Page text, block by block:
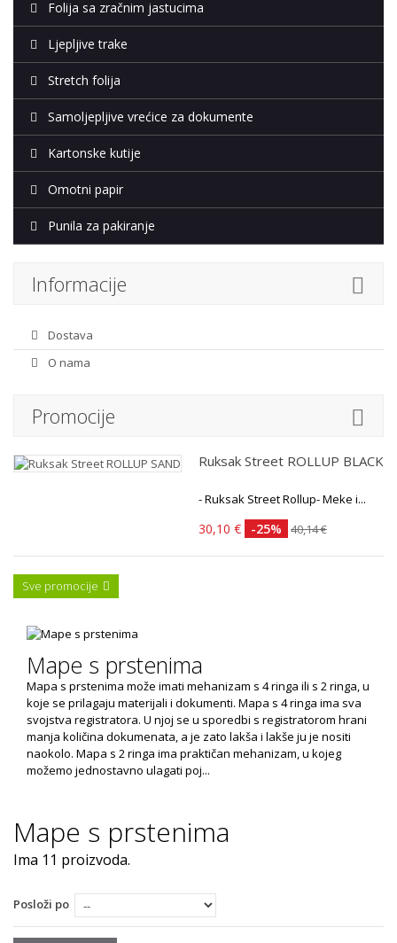
Folija sa zračnim jastucima
Ljepljive trake
Stretch folija
Samoljepljive vrećice za dokumente
Kartonske kutije
Omotni papir
Punila za pakiranje
Informacije
Dostava
O nama
Promocije
Ruksak Street ROLLUP BLACK
- Ruksak Street Rollup- Meke i...
30,10 € -25% 40,14 €
Sve promocije
Mape s prstenima
Mapa s prstenima može imati mehanizam s 4 ringa ili s 2 ringa, u
koje se prilagaju materijali i dokumenti. Mapa s 4 ringa ima sva
svojstva registratora. U njoj se u sporedbi s registratorom hrani
manja količina dokumenata, a je zato lakša i lakše ju je nositi
naokolo. Mapa s 2 ringa ima praktičan mehanizam, u kojeg
možemo jednostavno ulagati poj...
Mape s prstenima
Ima 11 proizvoda.
Posloži po